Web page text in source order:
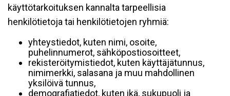
käyttötarkoituksen kannalta tarpeellisia
henkilötietoja tai henkilötietojen ryhmiä:
yhteystiedot, kuten nimi, osoite,
puhelinnumerot, sähköpostiosoitteet,
rekisteröitymistiedot, kuten käyttäjätunnus,
nimimerkki, salasana ja muu mahdollinen
yksilöivä tunnus,
demografiatiedot, kuten ikä, sukupuoli ja